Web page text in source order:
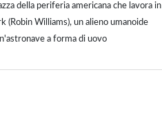
della periferia americana che lavora in
(Robin Williams), un alieno umanoide
a forma di uovo